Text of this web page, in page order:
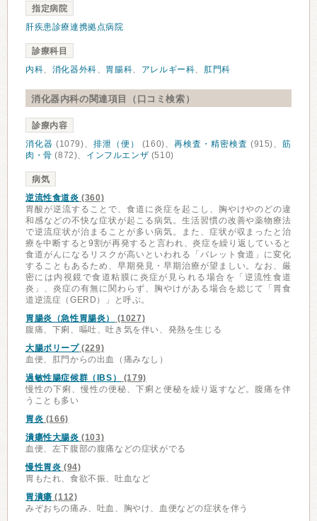
指定病院
肝疾患診療連携拠点病院
診療科目
内科、 消化器外科、 胃腸科、 アレルギー科、 肛門科
消化器内科の関連項目（口コミ検索）
診療内容
消化器 (1079)、 排泄（便） (160)、再検査・精密検査 (915)、筋
肉・骨 (872)、 インフルエンザ (510)
病気
逆流性食道炎 (360)
胃酸が逆流することで、食道に炎症を起こし、胸やけやのどの違
和感などの不快な症状が起こる病気。生活習慣の改善や薬物療法
で逆流症状が治まることが多い病気。また、症状が収まったと治
療を中断すると9割が再発すると言われ、炎症を繰り返していると
食道がんになるリスクが高いといわれる「バレット食道」に変化
することもあるため、早期発見・早期治療が望ましい。なお、厳
密には内視鏡で食道粘膜に炎症が見られる場合を「逆流性食道
炎」、炎症の有無に関わらず、胸やけがある場合を総じて「胃食
道逆流症（GERD）」と呼ぶ。
胃腸炎（急性胃腸炎）
(1027)
腹痛、下痢、嘔吐、吐き気を伴い、発熱を生じる
大腸ポリープ(229)
血便、肛門からの出血（痛みなし）
過敏性腸症候群（IBS）
(179)
慢性の下痢、慢性の便秘、下痢と便秘を繰り返すなど。腹痛を伴
うことも多い
胃炎 (166)
潰瘍性大腸炎 (103)
血便、左下腹部の腹痛などの症状がでる
慢性胃炎 (94)
胃もたれ、食欲不振、吐血など
胃潰瘍 (112)
みぞおちの痛み、吐血、胸やけ、血便などの症状を伴う